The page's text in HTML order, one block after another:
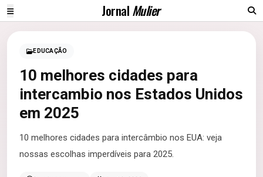
JornalMulier
EDUCAÇÃO
10 melhores cidades para
intercambio nos Estados Unidos
em 2025
10 melhores cidades para intercâmbio nos EUA: veja
nossas escolhas imperdíveis para 2025.